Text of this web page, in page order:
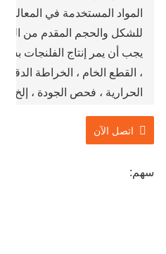
المواد المستخدمة في
للشكل والحجم المقدم من
يجب أن يمر إنتاج الفلنجات
، القطع الخام ، الخراطة
الحرارية ، فحص الجودة ، إلخ.
وشهادات أخرى معترف بها من
اتصل الآن
سهم: